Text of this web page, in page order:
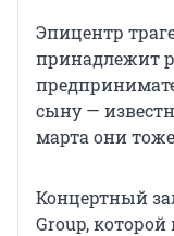
Эпицентр
принадлежит
сыну —
марта они
Концертный
Group,